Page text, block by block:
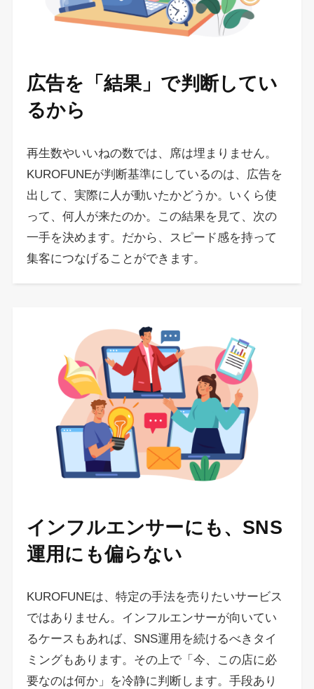
広告を「結果」で判断してい
るから
再生数やいいねの数では、席は埋まりません。
KUROFUNEが判断基準にしているのは、広告を
出して、実際に人が動いたかどうか。いくら使
って、何人が来たのか。この結果を見て、次の
一手を決めます。だから、スピード感を持って
集客につなげることができます。
インフルエンサーにも、SNS
運用にも偏らない
KUROFUNEは、特定の手法を売りたいサービス
ではありません。インフルエンサーが向いてい
るケースもあれば、SNS運用を続けるべきタイ
ミングもあります。その上で「今、この店に必
要なのは何か」を冷静に判断します。手段あり